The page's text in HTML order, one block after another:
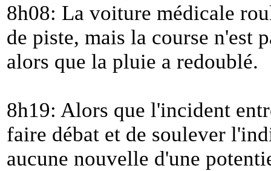
8h08: La voiture médicale
de piste, mais la course n'est
alors que la pluie a redoublé.
8h19: Alors que l'incident
faire débat et de soulever
aucune nouvelle d'une